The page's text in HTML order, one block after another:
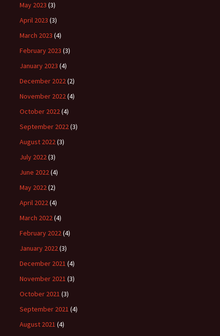
May 2023 (3)
April 2023 (3)
March 2023 (4)
February 2023 (3)
January 2023 (4)
December 2022(2)
November 2022(4)
October 2022(4)
September 2022(3)
August 2022(3)
July 2022(3)
June 2022(4)
May 2022(2)
April 2022(4)
March 2022(4)
February 2022(4)
January 2022(3)
December 2021 (4)
November 2021 (3)
October 2021 (3)
September 2021 (4)
August 2021 (4)